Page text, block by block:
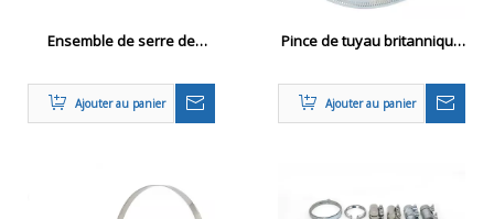
Ensemble de serre de
inoxydable réglable
Ajouter au panier
Pince de tuyau britannique
Ajouter au panier